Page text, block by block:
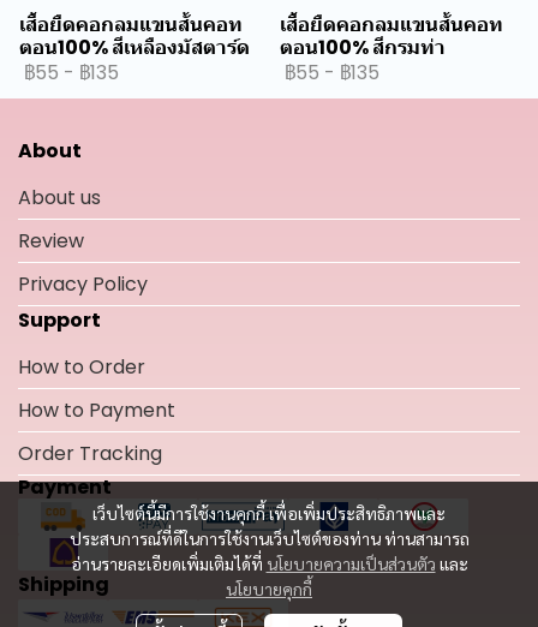
เสื้อยืดคอกลมแขนสั้นคอท
ตอน100% สีเหลืองมัสตาร์ด
฿55 - ฿135
เสื้อยืดคอกลมแขนสั้นคอท
ตอน100% สีกรมท่า
฿55 - ฿135
เว็บไซต์นี้มีการใช้งานคุกกี้ เพื่อเพิ่มประสิทธิภาพและ
ประสบการณ์ที่ดีในการใช้งานเว็บไซต์ของท่าน ท่านสามารถ
อ่านรายละเอียดเพิ่มเติมได้ที่ นโยบายความเป็นส่วนตัว และ
นโยบายคุกกี้
About
About us
Review
Privacy Policy
Support
How to Order
How to Payment
Order Tracking
Payment
Shipping